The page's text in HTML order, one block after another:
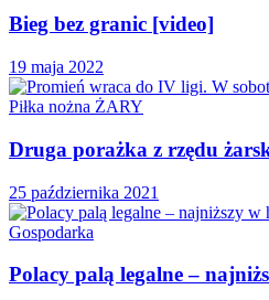
Bieg bez granic [video]
19 maja 2022
Piłka nożna ŻARY
Druga porażka z rzędu
25 października 2021
Gospodarka
Polacy palą legalne –